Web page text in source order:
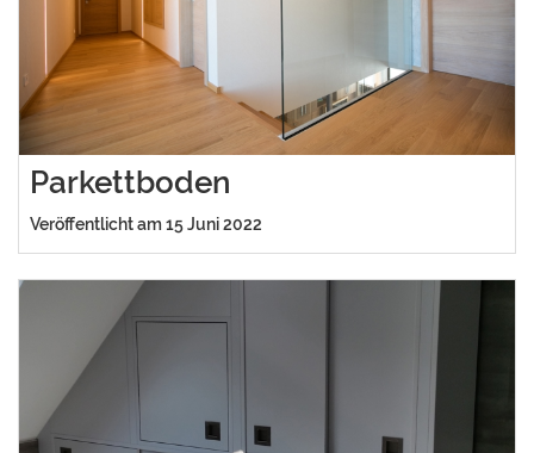
Parkettboden
Veröffentlicht am 15 Juni 2022